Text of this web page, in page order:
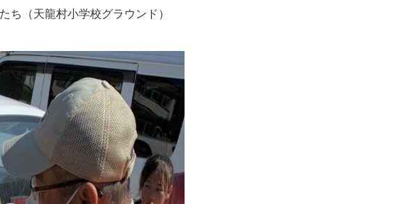
ち（天龍村小学校グラウンド）